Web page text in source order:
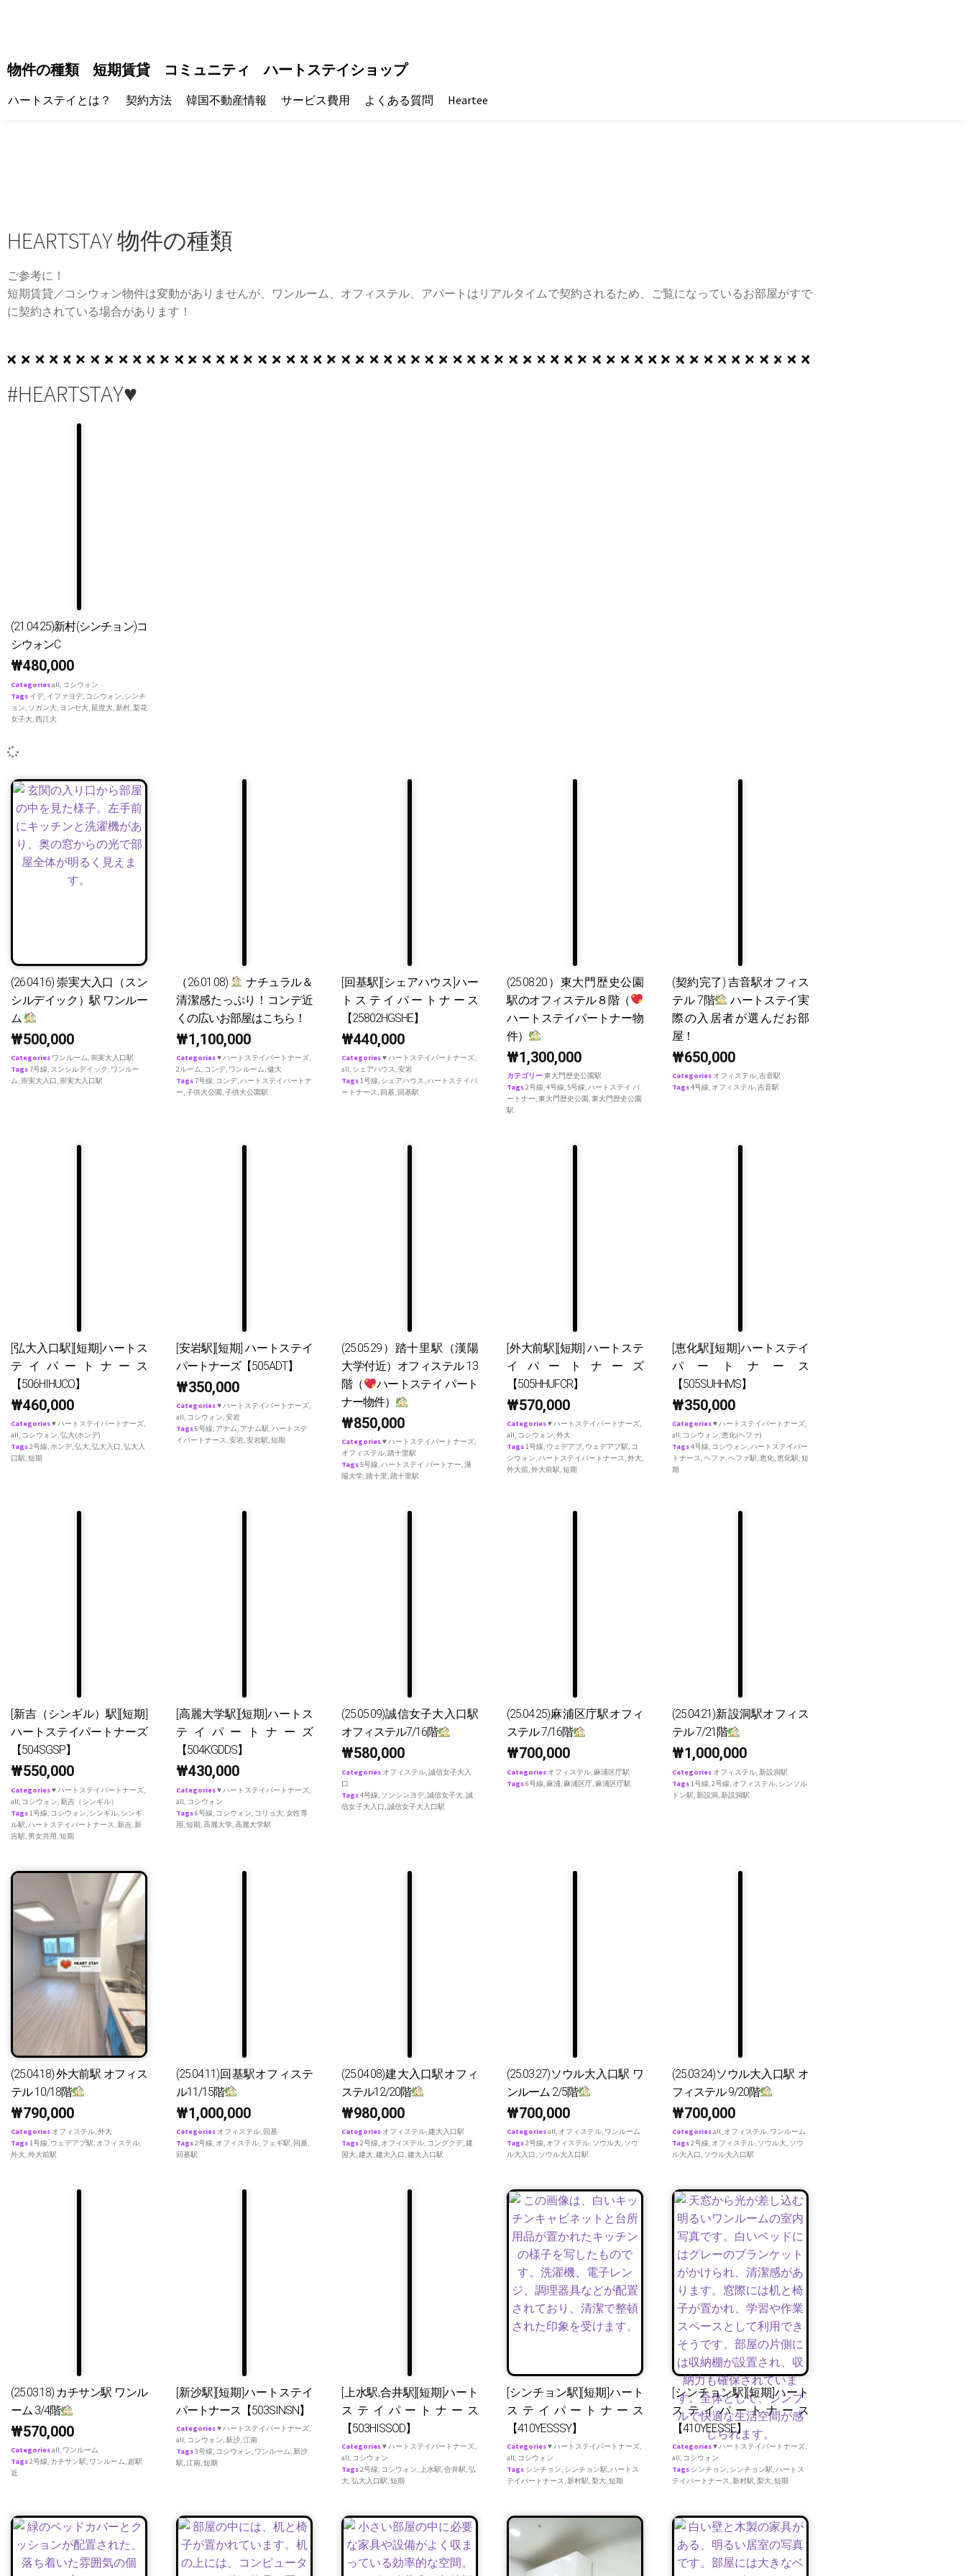
物件の種類 短期賃貸 コミュニティ ハートステイショップ
ハートステイとは？ 契約方法 韓国不動産情報 サービス費用 よくある質問 Heartee
HEARTSTAY 物件の種類
ご参考に！
短期賃貸／コシウォン物件は変動がありませんが、ワンルーム、オフィステル、アパートはリアルタイムで契約されるため、ご覧になっているお部屋がすで
に契約されている場合があります！
#HEARTSTAY♥
(21.04.25)新村(シンチョン)コ
シウォンC
₩480,000
Categoriesall, コシウォン
Tags イデ, イファヨデ, コシウォン, シンチ
ョン, ソガン大, ヨンセ大,延世大,新村,梨花
女子大,西江大
(26.04.16) 崇実大入口（スン
シルデイック）駅 ワンルー
ム
₩500,000
Categories ワンルーム,崇実大入口駅
Tags7号線, スンシルデイック , ワンルー
ム,崇実大入口,崇実大入口駅
（26.01.08)
ナチュラル＆
清潔感たっぷり！コンデ近
くの広いお部屋はこちら！
₩1,100,000
Categories♥ ハートステイパートナーズ,
2ルーム, コンデ, ワンルーム,健大
Tags7号線, コンデ,ハートステイパートナ
ー,子供大公園,子供大公園駅
[回基駅][シェアハウス]ハー
トステイパートナース
【25802HGSHE】
₩440,000
Categories♥ ハートステイパートナーズ,
all, シェアハウス,安岩
Tags1号線, シェアハウス,ハートステイパ
ートナース, 回基, 回基駅
(25.08.20）東大門歴史公園
駅のオフィステル８階（
ハートステイパートナー物
件）
₩1,300,000
カテゴリー東大門歴史公園駅
Tags2号線,4号線, 5号線,ハートステイ パ
ートナー,東大門歴史公園,東大門歴史公園
駅
(契約完了) 吉音駅オフィス
テル 7階
ハートステイ実
際の入居者が選んだお部
屋！
₩650,000
Categories オフィステル,吉音駅
Tags4号線, オフィステル,吉音駅
[弘大入口駅][短期]ハートス
テイパートナース
【506HIHUCO】
₩460,000
Categories♥ ハートステイパートナーズ,
all, コシウォン,弘大(ホンデ)
Tags2号線,ホンデ,弘大,弘大入口,弘大入
口駅,短期
[安岩駅][短期] ハートステイ
パートナーズ【505ADT】
₩350,000
Categories♥ ハートステイパートナーズ,
all, コシウォン,安岩
Tags6号線, アナム, アナム駅,ハートステ
イパートナース,安岩,安岩駅,短期
(25.05.29）踏十里駅（漢陽
大学付近）オフィステル 13
階（
ハートステイ パート
ナー物件）
₩850,000
Categories♥ ハートステイパートナーズ,
オフィステル,踏十里駅
Tags 5号線,ハートステイ パートナー,漢
陽大学,踏十里,踏十里駅
[外大前駅][短期] ハートステ
イパートナーズ
【505HHUFCR】
₩570,000
Categories♥ ハートステイパートナーズ,
all, コシウォン,外大
Tags1号線, ウェデアプ, ウェデアプ駅, コ
シウォン,ハートステイパートナース,外大,
外大前,外大前駅,短期
[恵化駅][短期]ハートステイ
パートナース
【505SUHHMS】
₩350,000
Categories♥ ハートステイパートナーズ,
all, コシウォン,恵化(ヘファ)
Tags4号線, コシウォン,ハートステイパー
トナース,ヘファ,ヘファ駅,恵化,恵化駅,短
期
[新吉（シンギル）駅][短期]
ハートステイパートナーズ
【504SGSP】
₩550,000
Categories♥ ハートステイパートナーズ,
all, コシウォン,新吉（シンギル）
Tags1号線, コシウォン, シンギル, シンギ
ル駅,ハートステイパートナース,新吉,新
吉駅, 男女共用,短期
[高麗大学駅][短期]ハートス
テイパートナーズ
【504KGDDS】
₩430,000
Categories♥ ハートステイパートナーズ,
all, コシウォン
Tags6号線, コシウォン, コリョ大,女性専
用,短期,高麗大学,高麗大学駅
(25.05.09)誠信女子大入口駅
オフィステル7/16階
₩580,000
Categories オフィステル,誠信女子大入
口
Tags4号線, ソンシンヨデ,誠信女子大,誠
信女子大入口,誠信女子大入口駅
(25.04.25)麻浦区庁駅オフィ
ステル 7/16階
₩700,000
Categories オフィステル, 麻浦区庁駅
Tags6号線, 麻浦, 麻浦区庁, 麻浦区庁駅
(25.04.21)新設洞駅オフィス
テル 7/21階
₩1,000,000
Categories オフィステル,新設洞駅
Tags1号線,2号線, オフィステル, シンソル
ドン駅,新設洞,新設洞駅
(25.04.18) 外大前駅 オフィス
テル 10/18階
₩790,000
Categories オフィステル,外大
Tags1号線, ウェデアプ駅, オフィステル,
外大,外大前駅
(25.04.11)回基駅オフィステ
ル11/15階
₩1,000,000
Categories オフィステル, 回基
Tags2号線, オフィステル, フェギ駅, 回基,
回基駅
(25.04.08)建大入口駅オフィ
ステル12/20階
₩980,000
Categories オフィステル,建大入口駅
Tags2号線, オフィステル, コングクデ,建
国大,建大,建大入口,建大入口駅
(25.03.27)ソウル大入口駅 ワ
ンルーム 2/5階
₩700,000
Categoriesall, オフィステル, ワンルーム
Tags2号線, オフィステル, ソウル大, ソウ
ル大入口, ソウル大入口駅
(25.03.24)ソウル大入口駅 オ
フィステル 9/20階
₩700,000
Categoriesall, オフィステル, ワンルーム
Tags2号線, オフィステル, ソウル大, ソウ
ル大入口, ソウル大入口駅
(25.03.18) カチサン駅 ワンル
ーム 3/4階
₩570,000
Categoriesall, ワンルーム
Tags2号線, カチサン駅, ワンルーム, 超駅
近
[新沙駅][短期]ハートステイ
パートナース【503SINSN】
Categories♥ ハートステイパートナーズ,
all, コシウォン,新沙,江南
Tags3号線, コシウォン, ワンルーム,新沙
駅,江南,短期
[上水駅,合井駅][短期]ハート
ステイパートナース
【503HISSOD】
Categories♥ ハートステイパートナーズ,
all, コシウォン
Tags2号線, コシウォン, 上水駅,合井駅,弘
大,弘大入口駅,短期
[シンチョン駅][短期]ハート
ステイパートナース
【410YESSSY】
Categories♥ ハートステイパートナーズ,
all, コシウォン
Tags シンチョン, シンチョン駅,ハートス
テイパートナース,新村駅,梨大,短期
[シンチョン駅][短期]ハート
ステイパートナース
【410YEESSE】
Categories♥ ハートステイパートナーズ,
all, コシウォン
Tags シンチョン, シンチョン駅,ハートス
テイパートナース,新村駅,梨大,短期